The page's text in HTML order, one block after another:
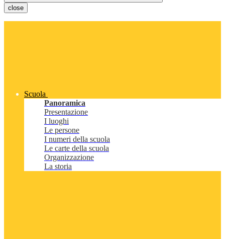
close
Scuola
Panoramica
Presentazione
I luoghi
Le persone
I numeri della scuola
Le carte della scuola
Organizzazione
La storia